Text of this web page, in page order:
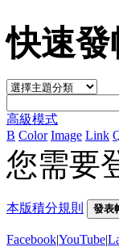
快速發
高級模式
B Color Image Link
您需要
本版積分規則 發表
Facebook|YouTube|